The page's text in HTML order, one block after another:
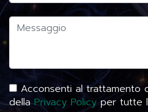
Acconsenti al trattamento
dellaPrivacy Policyper tutte